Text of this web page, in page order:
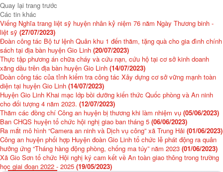
Quay lại trang trước
Các tin khác
Viếng Nghĩa trang liệt sỹ huyện nhân kỷ niệm 76 năm Ngày Thương binh -
liệt sỹ (27/07/2023)
Đoàn công tác Bộ tư lệnh Quân khu 1 đến thăm, tặng quà cho gia đình chính
sách tại địa bàn huyện Gio Linh (20/07/2023)
Thực tập phương án chữa cháy và cứu nạn, cứu hộ tại cơ sở kinh doanh
xăng dầu trên địa bàn huyện Gio Linh (14/07/2023)
Doàn công tác của tỉnh kiểm tra công tác Xây dựng cơ sở vững mạnh toàn
diện tại huyện Gio Linh (14/07/2023)
Huyện Gio Linh Khai mạc lớp bồi dưỡng kiến thức Quốc phòng và An ninh
cho đối tượng 4 năm 2023. (12/07/2023)
Thăm các đồng chí Công an huyện bị thương khi làm nhiệm vụ (05/06/2023)
Ban CHQS huyện tổ chức hội nghị giao ban tháng 5 (06/06/2023)
Ra mắt mô hình “Camera an ninh và Dịch vụ công” xã Trung Hải (01/06/2023)
Công an huyện phối hợp Huyện đoàn Gio Linh tổ chức lễ phát động ra quân
hưởng ứng “Tháng hàng động phòng, chống ma túy” năm 2023 (01/06/2023)
Xã Gio Sơn tổ chức Hội nghị ký cam kết về An toàn giao thông trong trường
học giai đoạn 2022 - 2025 (19/05/2023)